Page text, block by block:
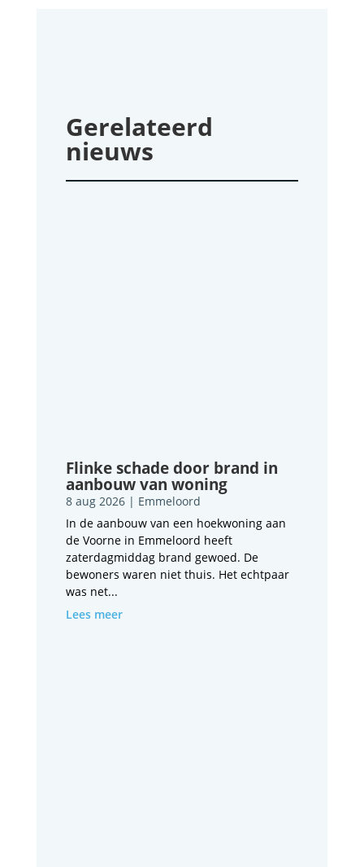
Gerelateerd
nieuws
Flinke schade door brand in
aanbouw van woning
8 aug 2026| Emmeloord
In de aanbouw van een hoekwoning aan
de Voorne in Emmeloord heeft
zaterdagmiddag brand gewoed. De
bewoners waren niet thuis. Het echtpaar
was net...
Lees meer